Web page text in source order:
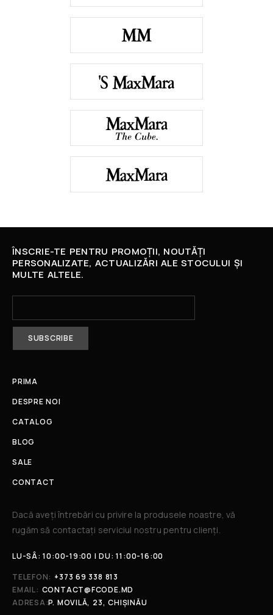
ÎNSCRIE-TE PENTRU PROMOȚII, NOUTĂȚI
PERSONALIZATE, ACTUALIZĂRI ALE STOCULUI ȘI
MULTE ALTELE.
PRIMA
DESPRE NOI
CATALOG
BLOG
SALE
CONTACT
Dacă aveți întrebări cu privire la produsele noastre, vă
rugăm să contactați serviciul nostru pentru clienți.​
LU-SÂ: 10:00-19:00 | DU: 11:00-16:00
TELEFON: +373 69 338 813
EMAIL: CONTACT@FCODE.MD
ADRESA:P. MOVILĂ, 23, CHIȘINĂU